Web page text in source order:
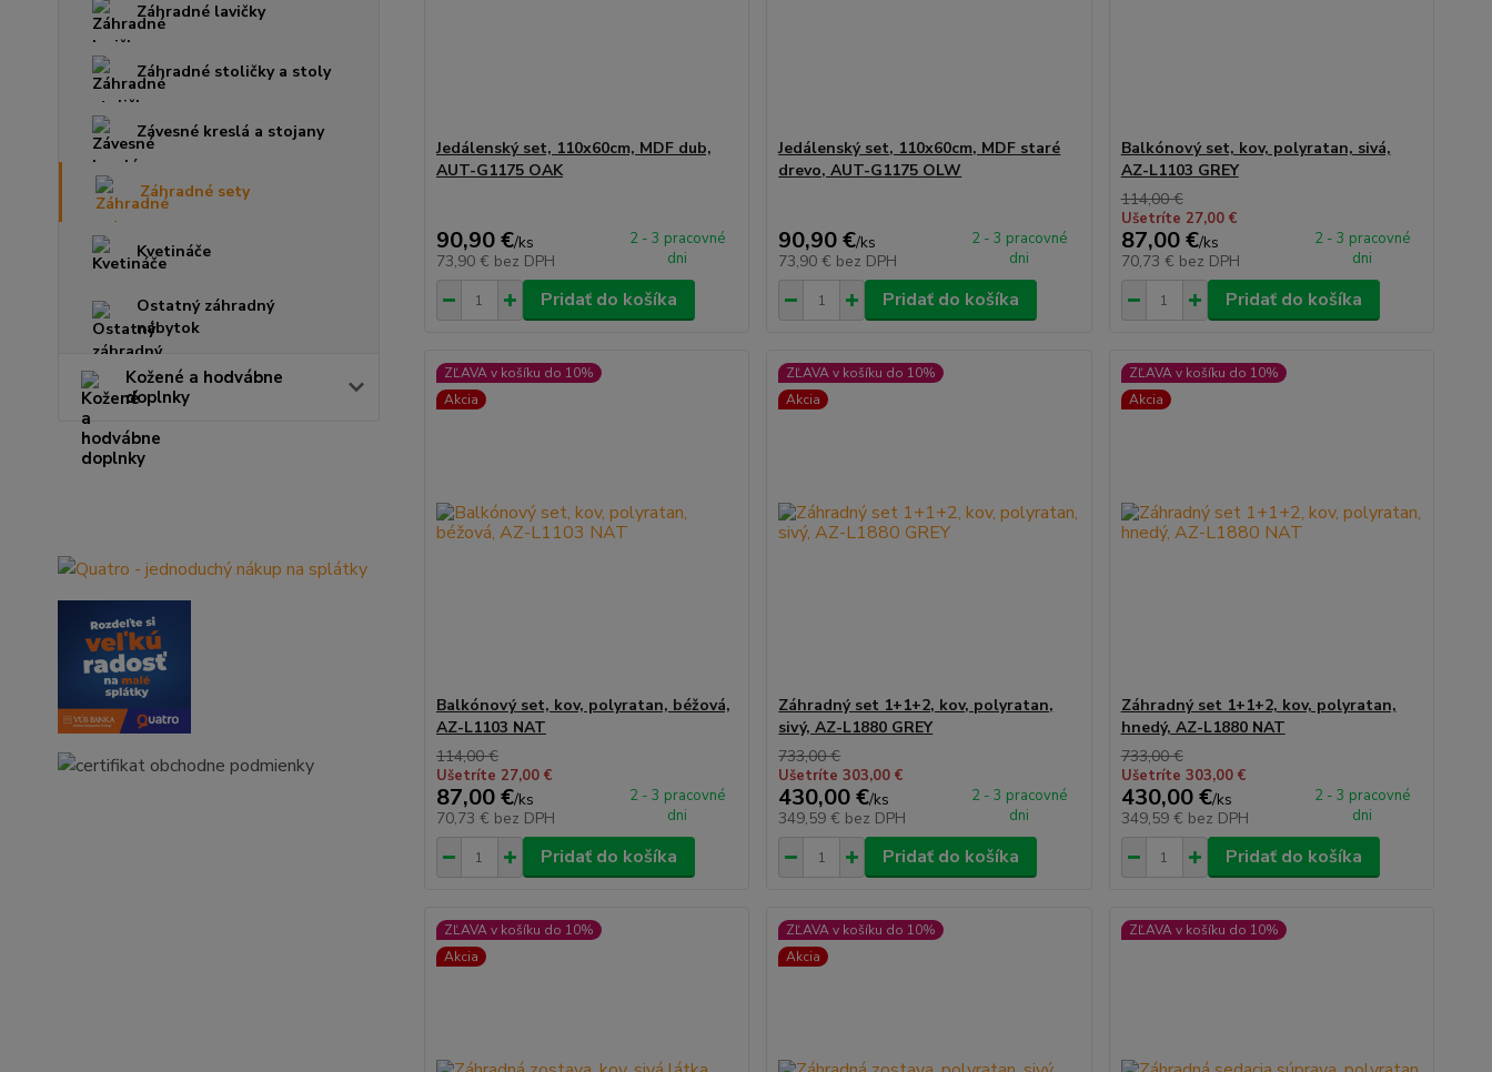
Záhradné lavičky
Záhradné stoličky a stoly
Závesné kreslá a stojany
Záhradné sety
Kvetináče
Ostatný záhradný
nábytok
Kožené a hodvábne
doplnky
Jedálenský set, 110x60cm, MDF dub,
AUT-G1175 OAK
90,90 €/ks
73,90 € bez DPH
2 - 3 pracovné
dni
Pridať do košíka
Jedálenský set, 110x60cm, MDF staré
drevo, AUT-G1175 OLW
90,90 €/ks
73,90 € bez DPH
2 - 3 pracovné
dni
Pridať do košíka
Balkónový set, kov, polyratan, sivá,
AZ-L1103 GREY
114,00 €
Ušetríte 27,00 €
87,00 €/ks
70,73 € bez DPH
2 - 3 pracovné
dni
Pridať do košíka
ZĽAVA v košíku do 10%
Akcia
Balkónový set, kov, polyratan, béžová,
AZ-L1103 NAT
114,00 €
Ušetríte 27,00 €
87,00 €/ks
70,73 € bez DPH
2 - 3 pracovné
dni
Pridať do košíka
ZĽAVA v košíku do 10%
Akcia
Záhradný set 1+1+2, kov, polyratan,
sivý, AZ-L1880 GREY
733,00 €
Ušetríte 303,00 €
430,00 €/ks
349,59 € bez DPH
2 - 3 pracovné
dni
Pridať do košíka
ZĽAVA v košíku do 10%
Akcia
Záhradný set 1+1+2, kov, polyratan,
hnedý, AZ-L1880 NAT
733,00 €
Ušetríte 303,00 €
430,00 €/ks
349,59 € bez DPH
2 - 3 pracovné
dni
Pridať do košíka
ZĽAVA v košíku do 10%
Akcia
ZĽAVA v košíku do 10%
Akcia
ZĽAVA v košíku do 10%